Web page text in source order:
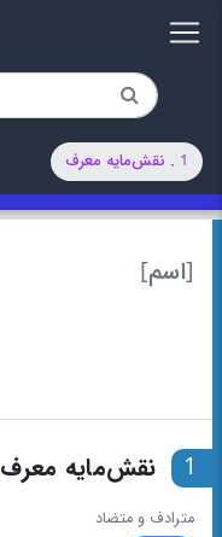
1 . نقش‌‌مایه معرف
[اسم]
1 نقش‌‌مایه معرف
مترادف و متضاد